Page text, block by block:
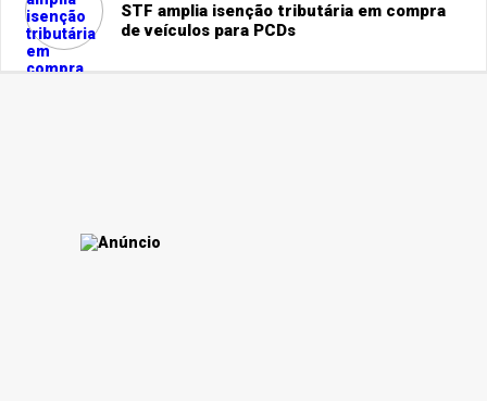
STF amplia isenção tributária em compra
de veículos para PCDs